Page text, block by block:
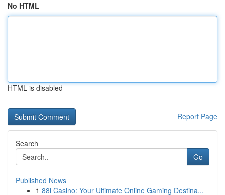
No HTML
HTML is disabled
Report Page
Search
Go
Published News
1 88i Casino: Your Ultimate Online Gaming Destina...